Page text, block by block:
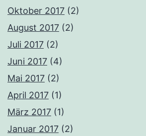
Oktober 2017 (2)
August 2017 (2)
Juli 2017 (2)
Juni 2017 (4)
Mai 2017 (2)
April 2017 (1)
März 2017 (1)
Januar 2017 (2)